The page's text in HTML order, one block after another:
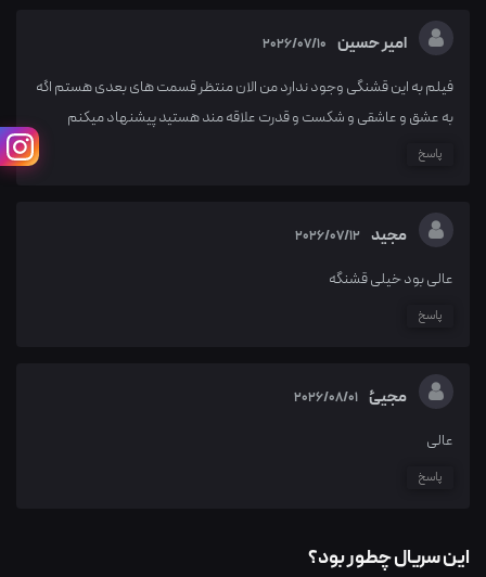
امیر حسین 2026/07/10
فیلم به این قشنگی وجود ندارد من الان منتظر قسمت های بعدی هستم اگه
به عشق و عاشقی و شکست و قدرت علاقه مند هستید پیشنهاد میکنم
پاسخ
مجید 2026/07/12
عالی بود خیلی قشنگه
پاسخ
مجیئ 2026/08/01
عالی
پاسخ
این سریال چطور بود؟